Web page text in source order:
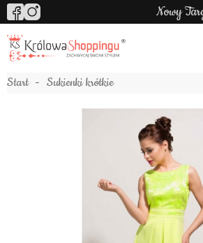
Start Sukienki krótkie